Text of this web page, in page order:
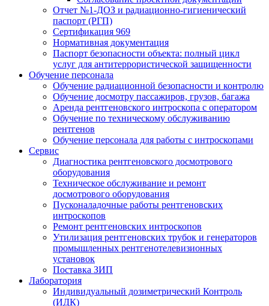
Отчет №1-ДОЗ и радиационно-гигиенический
паспорт (РГП)
Сертификация 969
Нормативная документация
Паспорт безопасности объекта: полный цикл
услуг для антитеррористической защищенности
Обучение персонала
Обучение радиационной безопасности и контролю
Обучение досмотру пассажиров, грузов, багажа
Аренда рентгеновского интроскопа с оператором
Обучение по техническому обслуживанию
рентгенов
Обучение персонала для работы с интроскопами
Сервис
Диагностика рентгеновского досмотрового
оборудования
Техническое обслуживание и ремонт
досмотрового оборудования
Пусконаладочные работы рентгеновских
интроскопов
Ремонт рентгеновских интроскопов
Утилизация рентгеновских трубок и генераторов
промышленных рентгенотелевизионных
установок
Поставка ЗИП
Лаборатория
Индивидуальный дозиметрический Контроль
(ИДК)